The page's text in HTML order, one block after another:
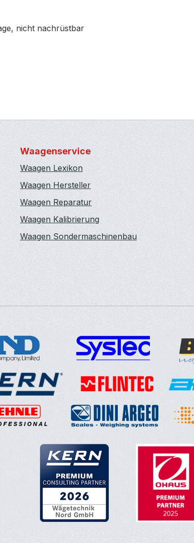
nicht nachrüstbar
Waagenservice
Waagen Lexikon
Waagen Hersteller
Waagen Reparatur
Waagen Kalibrierung
Waagen Sondermaschinenbau